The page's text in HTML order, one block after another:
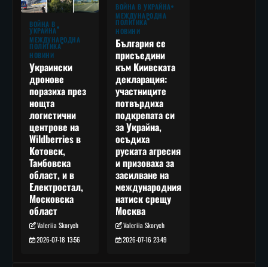
ВОЙНА В
УКРАЙНА
МЕЖДУНАРОДНА
ПОЛИТИКА
НОВИНИ
Украински
дронове
поразиха през
нощта
логистични
центрове на
Wildberries в
Котовск,
Тамбовска
област, и в
Електростал,
Московска
област
Valeriia Skorych
2026-07-18 13:56
ВОЙНА В УКРАЙНА
МЕЖДУНАРОДНА
ПОЛИТИКА
НОВИНИ
България се
присъедини
към Киивската
декларация:
участниците
потвърдиха
подкрепата си
за Украйна,
осъдиха
руската агресия
и призоваха за
засилване на
международния
натиск срещу
Москва
Valeriia Skorych
2026-07-16 23:49